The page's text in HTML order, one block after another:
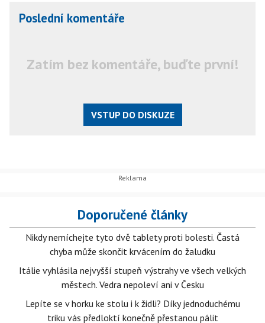
Poslední komentáře
Zatím bez komentáře, buďte první!
VSTUP DO DISKUZE
Doporučené články
Nikdy nemíchejte tyto dvě tablety proti bolesti. Častá
chyba může skončit krvácením do žaludku
Itálie vyhlásila nejvyšší stupeň výstrahy ve všech velkých
městech. Vedra nepoleví ani v Česku
Lepíte se v horku ke stolu i k židli? Díky jednoduchému
triku vás předloktí konečně přestanou pálit